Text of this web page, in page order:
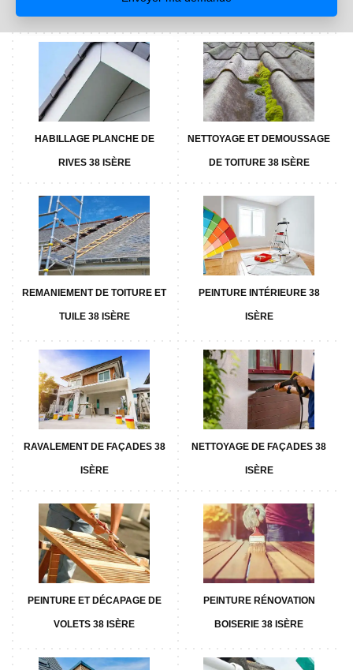
HABILLAGE PLANCHE DE
RIVES 38 ISÈRE
NETTOYAGE ET DEMOUSSAGE
DE TOITURE 38 ISÈRE
REMANIEMENT DE TOITURE ET
TUILE 38 ISÈRE
PEINTURE INTÉRIEURE 38
ISÈRE
RAVALEMENT DE FAÇADES 38
ISÈRE
NETTOYAGE DE FAÇADES 38
ISÈRE
PEINTURE ET DÉCAPAGE DE
VOLETS 38 ISÈRE
PEINTURE RÉNOVATION
BOISERIE 38 ISÈRE